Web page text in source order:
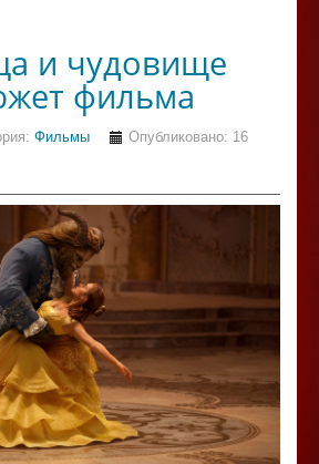
и чудовище
фильма
Фильмы
Опубликовано: 16